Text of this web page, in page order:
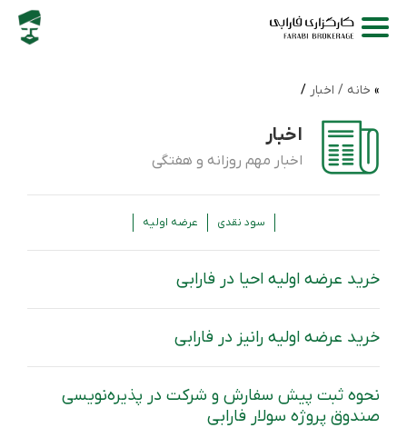
خانه / اخبار /
اخبار
اخبار مهم روزانه و هفتگی
سود نقدی عرضه اولیه
خرید عرضه اولیه احیا در فارابی
خرید عرضه اولیه رانیز در فارابی
نحوه ثبت پیش سفارش و شرکت در پذیره‌نویسی
صندوق پروژه سولار فارابی